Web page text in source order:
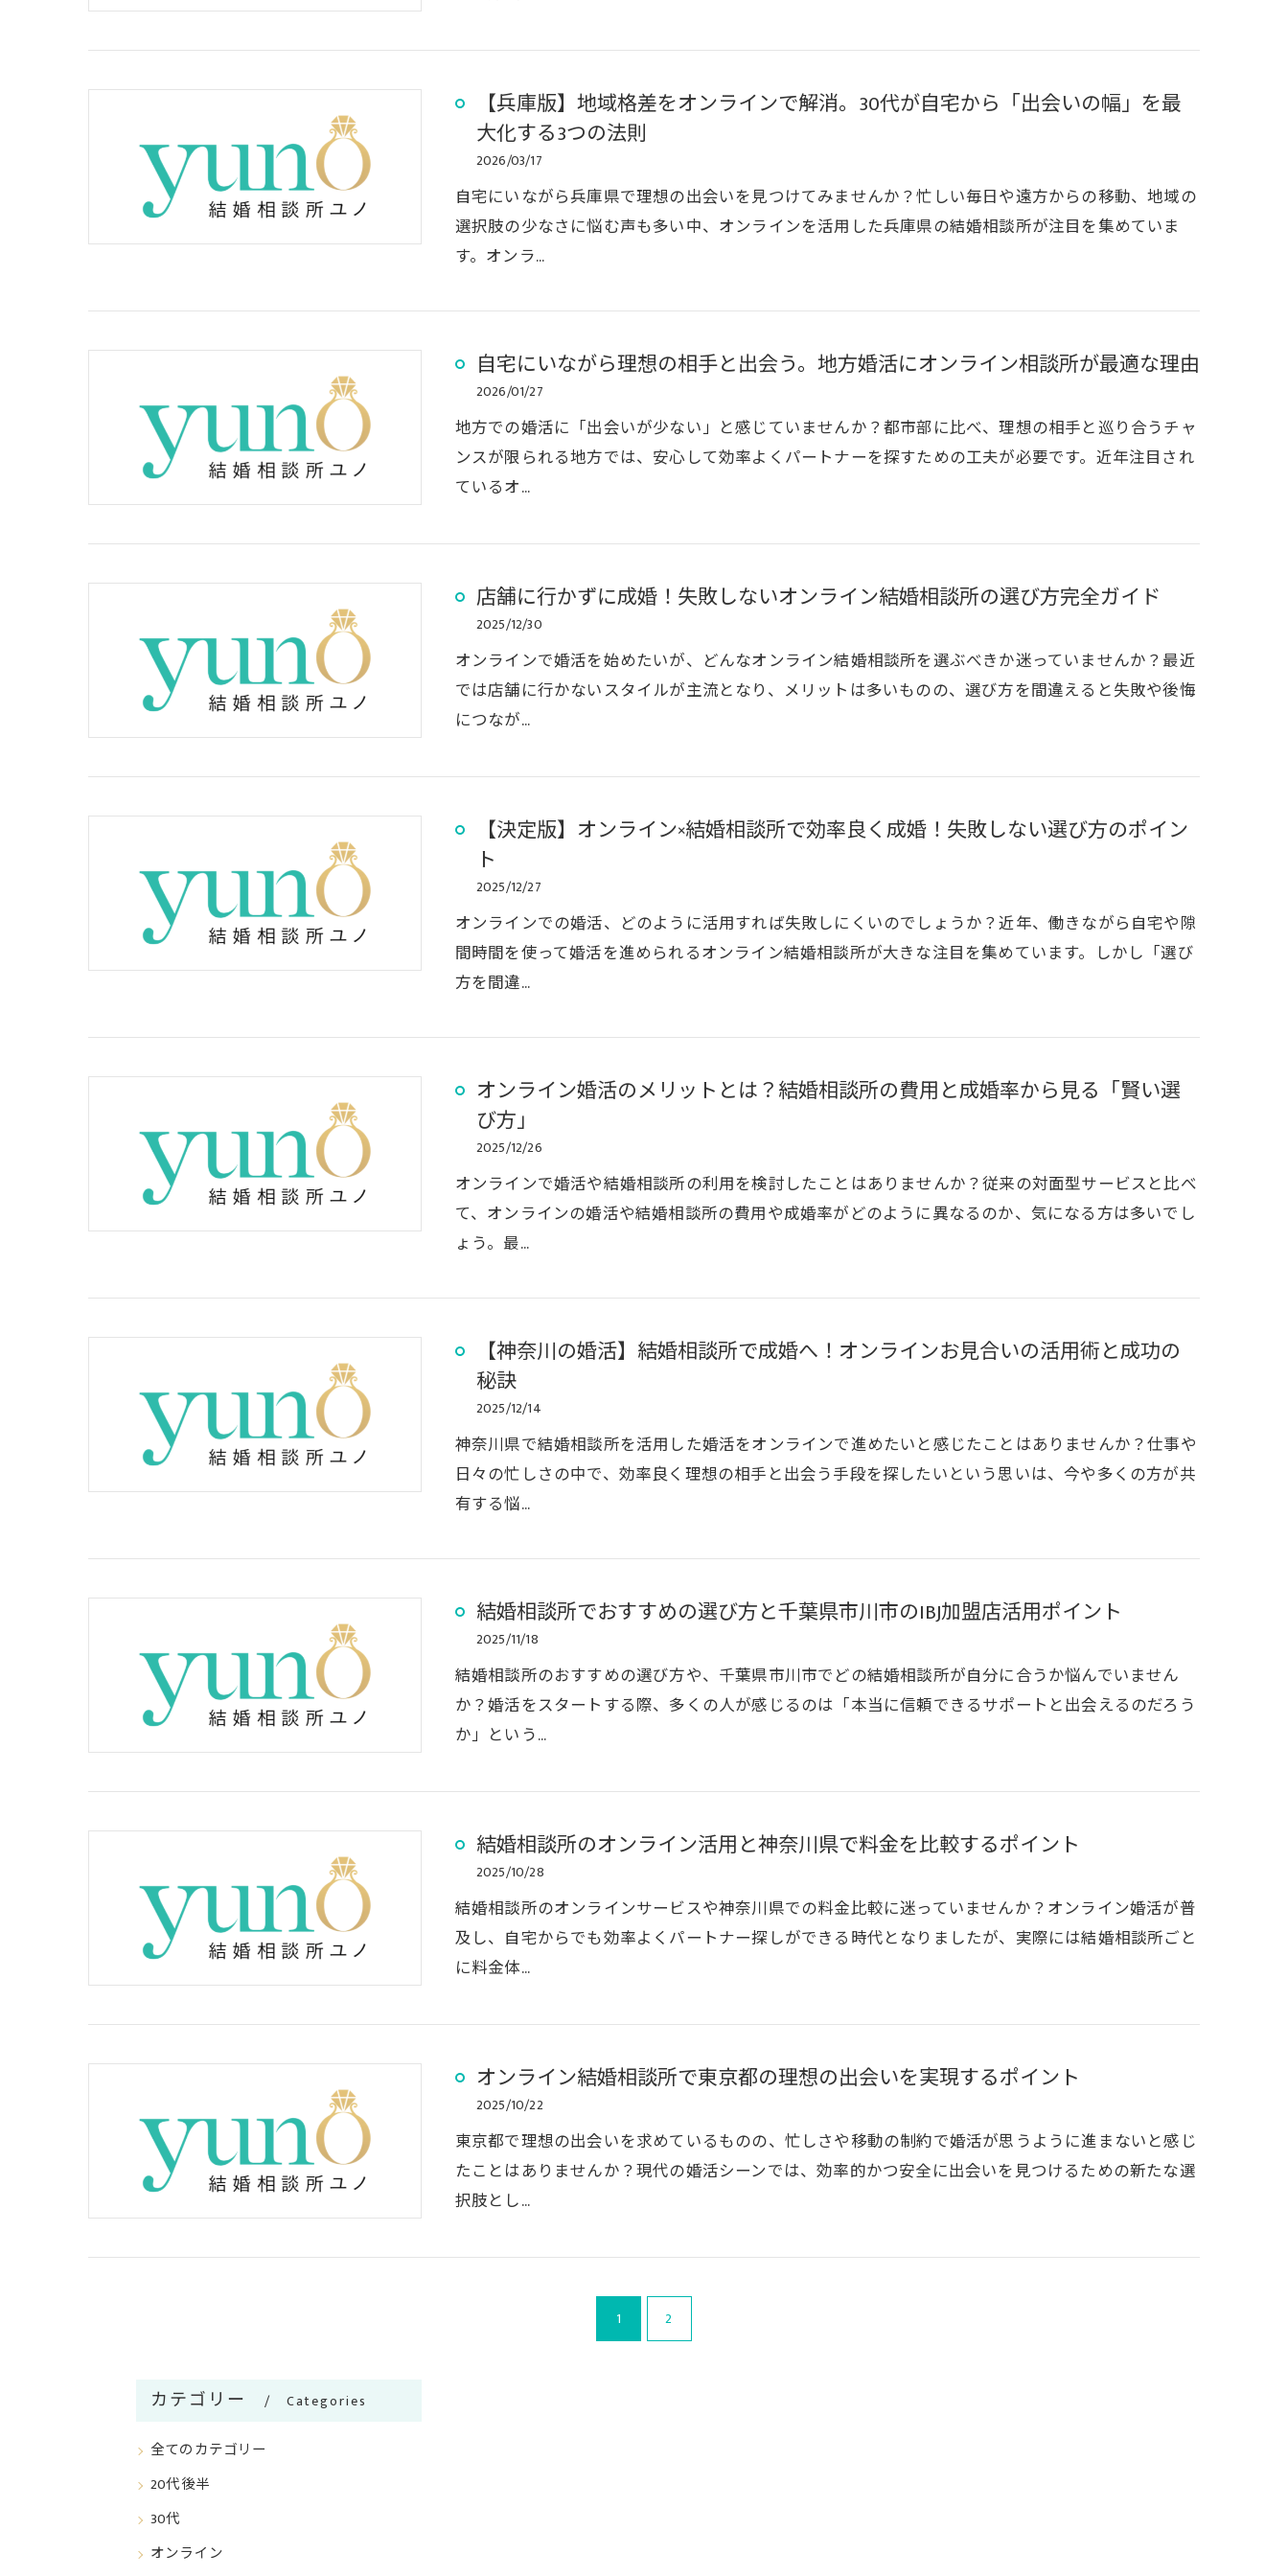
【兵庫版】地域格差をオンラインで解消。30代が自宅から「出会いの幅」を最
大化する3つの法則
2026/03/17
自宅にいながら兵庫県で理想の出会いを見つけてみませんか？忙しい毎日や遠方からの移動、地域の
選択肢の少なさに悩む声も多い中、オンラインを活用した兵庫県の結婚相談所が注目を集めていま
す。オンラ…
自宅にいながら理想の相手と出会う。地方婚活にオンライン相談所が最適な理由
2026/01/27
地方での婚活に「出会いが少ない」と感じていませんか？都市部に比べ、理想の相手と巡り合うチャ
ンスが限られる地方では、安心して効率よくパートナーを探すための工夫が必要です。近年注目され
ているオ…
店舗に行かずに成婚！失敗しないオンライン結婚相談所の選び方完全ガイド
2025/12/30
オンラインで婚活を始めたいが、どんなオンライン結婚相談所を選ぶべきか迷っていませんか？最近
では店舗に行かないスタイルが主流となり、メリットは多いものの、選び方を間違えると失敗や後悔
につなが…
【決定版】オンライン×結婚相談所で効率良く成婚！失敗しない選び方のポイン
ト
2025/12/27
オンラインでの婚活、どのように活用すれば失敗しにくいのでしょうか？近年、働きながら自宅や隙
間時間を使って婚活を進められるオンライン結婚相談所が大きな注目を集めています。しかし「選び
方を間違…
オンライン婚活のメリットとは？結婚相談所の費用と成婚率から見る「賢い選
び方」
2025/12/26
オンラインで婚活や結婚相談所の利用を検討したことはありませんか？従来の対面型サービスと比べ
て、オンラインの婚活や結婚相談所の費用や成婚率がどのように異なるのか、気になる方は多いでし
ょう。最…
【神奈川の婚活】結婚相談所で成婚へ！オンラインお見合いの活用術と成功の
秘訣
2025/12/14
神奈川県で結婚相談所を活用した婚活をオンラインで進めたいと感じたことはありませんか？仕事や
日々の忙しさの中で、効率良く理想の相手と出会う手段を探したいという思いは、今や多くの方が共
有する悩…
結婚相談所でおすすめの選び方と千葉県市川市のIBJ加盟店活用ポイント
2025/11/18
結婚相談所のおすすめの選び方や、千葉県市川市でどの結婚相談所が自分に合うか悩んでいません
か？婚活をスタートする際、多くの人が感じるのは「本当に信頼できるサポートと出会えるのだろう
か」という…
結婚相談所のオンライン活用と神奈川県で料金を比較するポイント
2025/10/28
結婚相談所のオンラインサービスや神奈川県での料金比較に迷っていませんか？オンライン婚活が普
及し、自宅からでも効率よくパートナー探しができる時代となりましたが、実際には結婚相談所ごと
に料金体…
オンライン結婚相談所で東京都の理想の出会いを実現するポイント
2025/10/22
東京都で理想の出会いを求めているものの、忙しさや移動の制約で婚活が思うように進まないと感じ
たことはありませんか？現代の婚活シーンでは、効率的かつ安全に出会いを見つけるための新たな選
択肢とし…
1 2
カテゴリー Categories
全てのカテゴリー
20代後半
30代
オンライン